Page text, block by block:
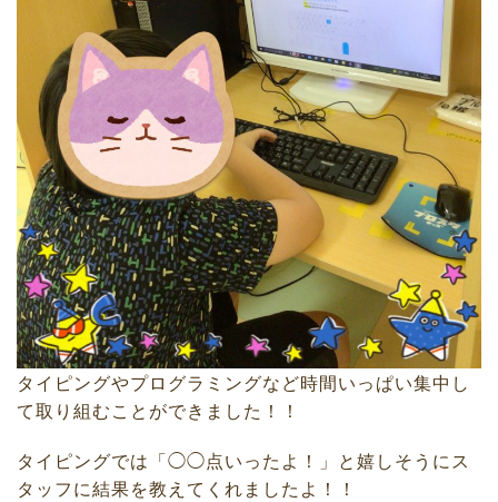
タイピングやプログラミングなど時間いっぱい集中し
て取り組むことができました！！
タイピングでは「◯◯点いったよ！」と嬉しそうにス
タッフに結果を教えてくれましたよ！！